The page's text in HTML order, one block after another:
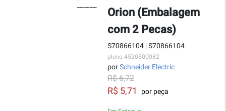
Orion (Embalagem
com 2 Pecas)
S70866104 | S70866104
pleno-4520500082
porSchneider Electric
R$ 6,72
R$ 5,71 por peça